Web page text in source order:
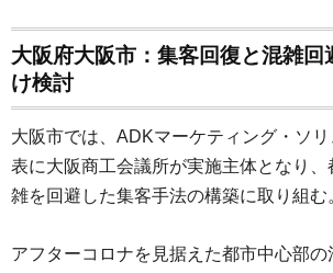
大阪府大阪市：集客回復と混雑回
け検討
大阪市では、ADKマーケティング・ソ
表に大阪商工会議所が実施主体となり
雑を回避した集客手法の構築に取り組む
アフターコロナを見据えた都市中心部